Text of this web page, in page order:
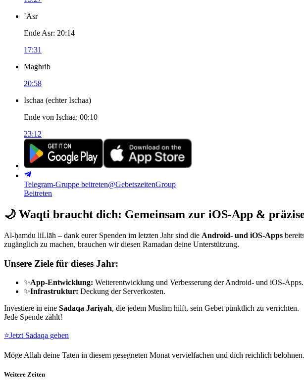
`Asr
Ende Asr: 20:14
17:31
Maghrib
20:58
Ischaa (echter Ischaa)
Ende von Ischaa: 00:10
23:12
Telegram-Gruppe beitreten@GebetszeitenGroup
Beitreten
🌙 Waqti braucht dich: Gemeinsam zur iOS-App &
Al-ḥamdu liLlāh – dank eurer Spenden im letzten Jahr sind die Android- und iOS-Apps
zugänglich zu machen, brauchen wir diesen Ramadan deine Unterstützung.
Unsere Ziele für dieses Jahr:
✨App-Entwicklung: Weiterentwicklung und Verbesserung der Android- und iOS-Apps.
✨Infrastruktur: Deckung der Serverkosten.
Investiere in eine Sadaqa Jariyah, die jedem Muslim hilft, sein Gebet pünktlich zu verrichten.
Jede Spende zählt!
⭐Jetzt Sadaqa geben
Möge Allah deine Taten in diesem gesegneten Monat vervielfachen und dich reichlich
Weitere Zeiten